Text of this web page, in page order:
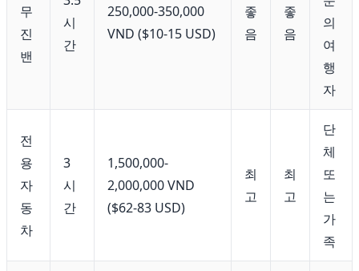
무
진
밴
시
간
250,000-350,000
VND ($10-15 USD)
좋
음
좋
음
의
여
행
자
전
용
자
동
차
3
시
간
1,500,000-
2,000,000 VND
($62-83 USD)
최
고
최
고
단
체
또
는
가
족